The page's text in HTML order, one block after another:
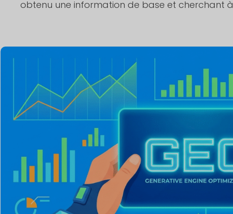
obtenu une information de base et cherchant